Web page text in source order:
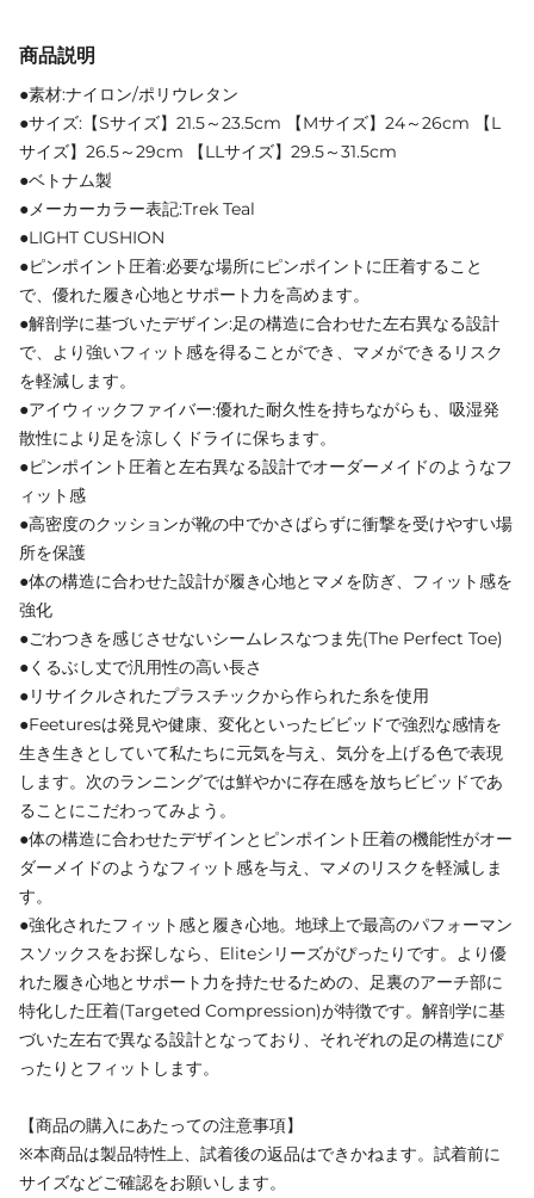
商品説明
●素材:ナイロン/ポリウレタン
●サイズ:【Sサイズ】21.5～23.5cm 【Mサイズ】24～26cm 【L
サイズ】26.5～29cm 【LLサイズ】29.5～31.5cm
●ベトナム製
●メーカーカラー表記:Trek Teal
●LIGHT CUSHION
●ピンポイント圧着:必要な場所にピンポイントに圧着すること
で、優れた履き心地とサポート力を高めます。
●解剖学に基づいたデザイン:足の構造に合わせた左右異なる設計
で、より強いフィット感を得ることができ、マメができるリスク
を軽減します。
●アイウィックファイバー:優れた耐久性を持ちながらも、吸湿発
散性により足を涼しくドライに保ちます。
●ピンポイント圧着と左右異なる設計でオーダーメイドのようなフ
ィット感
●高密度のクッションが靴の中でかさばらずに衝撃を受けやすい場
所を保護
●体の構造に合わせた設計が履き心地とマメを防ぎ、フィット感を
強化
●ごわつきを感じさせないシームレスなつま先(The Perfect Toe)
●くるぶし丈で汎用性の高い長さ
●リサイクルされたプラスチックから作られた糸を使用
●Feeturesは発見や健康、変化といったビビッドで強烈な感情を
生き生きとしていて私たちに元気を与え、気分を上げる色で表現
します。次のランニングでは鮮やかに存在感を放ちビビッドであ
ることにこだわってみよう。
●体の構造に合わせたデザインとピンポイント圧着の機能性がオー
ダーメイドのようなフィット感を与え、マメのリスクを軽減しま
す。
●強化されたフィット感と履き心地。地球上で最高のパフォーマン
スソックスをお探しなら、Eliteシリーズがぴったりです。より優
れた履き心地とサポート力を持たせるための、足裏のアーチ部に
特化した圧着(Targeted Compression)が特徴です。解剖学に基
づいた左右で異なる設計となっており、それぞれの足の構造にぴ
ったりとフィットします。
【商品の購入にあたっての注意事項】
※本商品は製品特性上、試着後の返品はできかねます。試着前に
サイズなどご確認をお願いします。